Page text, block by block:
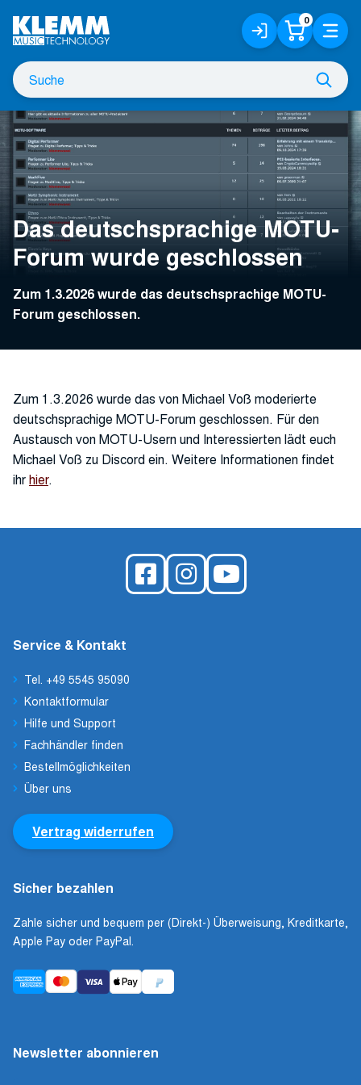
Hauptinhalt
Suche
nach
Anmelden
/
Registrieren
0 Menü
Das deutschsprachige MOTU-
Forum wurde geschlossen
Zum 1.3.2026 wurde das deutschsprachige MOTU-
Forum geschlossen.
Zum 1.3.2026 wurde das von Michael Voß moderierte
deutschsprachige MOTU-Forum geschlossen. Für den
Austausch von MOTU-Usern und Interessierten lädt euch
Michael Voß zu Discord ein. Weitere Informationen findet
ihrhier.
Service & Kontakt
Tel. +49 5545 95090
Kontaktformular
Hilfe und Support
Fachhändler finden
Bestellmöglichkeiten
Über uns
Vertrag widerrufen
Sicher bezahlen
Zahle sicher und bequem per (Direkt-) Überweisung, Kreditkarte,
Apple Pay oder PayPal.
Newsletter abonnieren